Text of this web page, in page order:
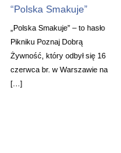
“Polska Smakuje”
„Polska Smakuje” – to hasło
Pikniku Poznaj Dobrą
Żywność, który odbył się 16
czerwca br. w Warszawie na
[…]